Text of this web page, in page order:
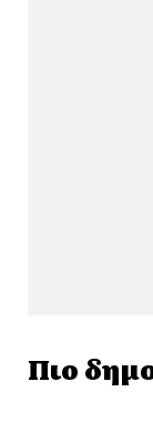
Πιο